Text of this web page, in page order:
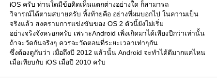
iOS ครับ ท่านใดมีข้อคิดเห็นแตกต่างอย่างใด ก็สามารถ
วิจารณ์ได้ตามสบายครับ ทิ้งท้ายคือ อย่างที่ผมบอกไป ในความเป็น
จริงแล้ว สงครามการแข่งขันของ OS 2 ตัวนี้ยังไม่เริ่ม
อย่างจริงจังหรอกครับ เพราะAndroid เพิ่งเกิดมาได้เพียงปีกว่าเท่านั้น
ถ้าจะวัดกันจริงๆ ควรจะวัดตอนที่ระยะเวลาเท่าๆกัน
ซึ่งต้องดูกันว่า เมื่อถึงปี 2012 แล้วนั้น Android จะทำได้ดีมากแค่ไหน
เมื่อเทียบกับ iOS เมื่อปี 2010 ครับ